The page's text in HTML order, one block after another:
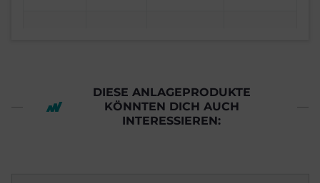
DIESE ANLAGEPRODUKTE
KÖNNTEN DICH AUCH
INTERESSIEREN: